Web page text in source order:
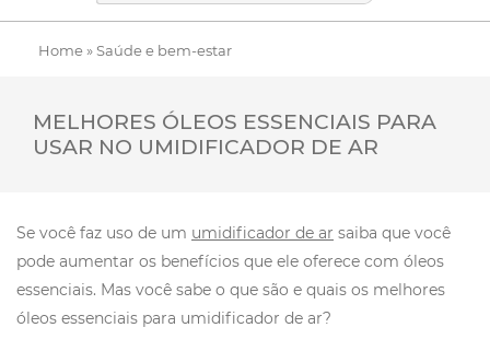
Home»Saúde e bem-estar
MELHORES ÓLEOS ESSENCIAIS PARA
USAR NO UMIDIFICADOR DE AR
Se você faz uso de um umidificador de ar saiba que você
pode aumentar os benefícios que ele oferece com óleos
essenciais. Mas você sabe o que são e quais os melhores
óleos essenciais para umidificador de ar?